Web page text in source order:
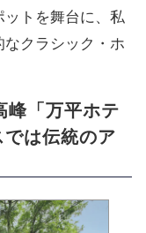
トを舞台に、私
クラシック・ホ
峰「万平ホテ
は伝統のア